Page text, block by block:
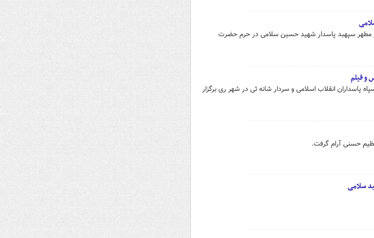
مطهر سپهبد پاسدار شهید حسین سلامی در حرم حضرت
و فیلم
انقلاب اسلامی و سردار شانه ئی در شهر ری برگزار
حسنی آرام گرفت.
سلامی